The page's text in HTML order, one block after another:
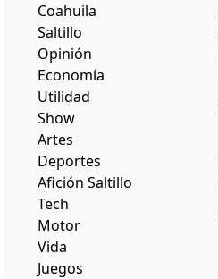
Coahuila
Saltillo
Opinión
Economía
Utilidad
Show
Artes
Deportes
Afición Saltillo
Tech
Motor
Vida
Juegos